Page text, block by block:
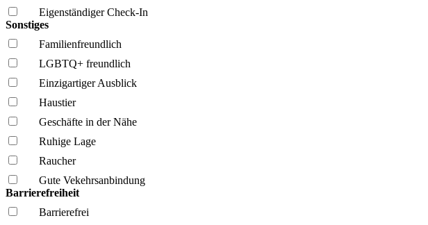
Eigenständiger Check-In
Sonstiges
Familien­freundlich
LGBTQ+ freundlich
Einzigartiger Ausblick
Haustier
Geschäfte in der Nähe
Ruhige Lage
Raucher
Gute Vekehrsanbindung
Barrierefreiheit
Barrierefrei